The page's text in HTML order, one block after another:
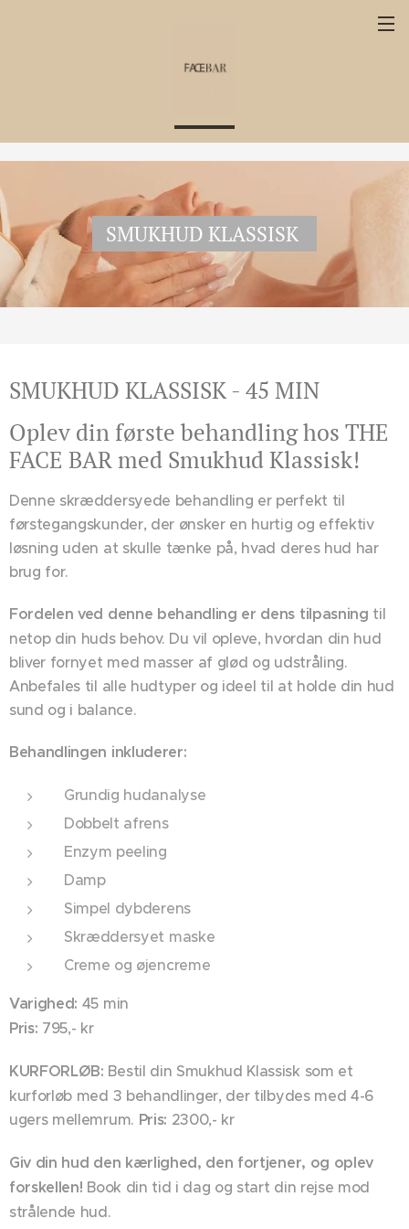
SMUKHUD KLASSISK
SMUKHUD KLASSISK - 45 MIN
Oplev din første behandling hos THE
FACE BAR med Smukhud Klassisk!
Denne skræddersyede behandling er perfekt til
førstegangskunder, der ønsker en hurtig og effektiv
løsning uden at skulle tænke på, hvad deres hud har
brug for.
Fordelen ved denne behandling er dens tilpasning til
netop din huds behov. Du vil opleve, hvordan din hud
bliver fornyet med masser af glød og udstråling.
Anbefales til alle hudtyper og ideel til at holde din hud
sund og i balance.
Behandlingen inkluderer:
Grundig hudanalyse
Dobbelt afrens
Enzym peeling
Damp
Simpel dybderens
Skræddersyet maske
Creme og øjencreme
Varighed: 45 min
Pris: 795,- kr
KURFORLØB: Bestil din Smukhud Klassisk som et
kurforløb med 3 behandlinger, der tilbydes med 4-6
ugers mellemrum. Pris: 2300,- kr
Giv din hud den kærlighed, den fortjener, og oplev
forskellen! Book din tid i dag og start din rejse mod
strålende hud.